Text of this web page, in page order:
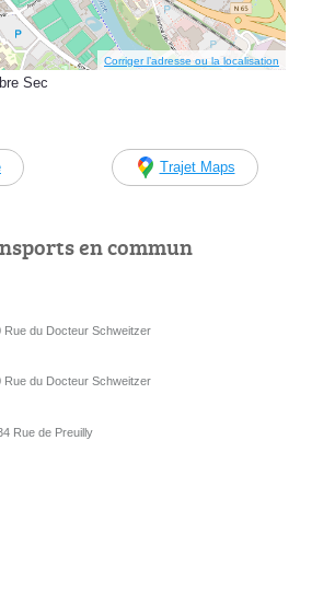
Corriger l’adresse ou la localisation
Sec
Trajet Maps
en commun
du Docteur Schweitzer
du Docteur Schweitzer
Rue de Preuilly